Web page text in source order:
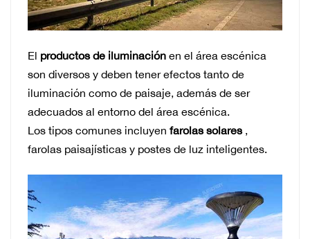
El productos de iluminación en el área escénica
son diversos y deben tener efectos tanto de
iluminación como de paisaje, además de ser
adecuados al entorno del área escénica.
Los tipos comunes incluyen farolas solares ,
farolas paisajísticas y postes de luz inteligentes.